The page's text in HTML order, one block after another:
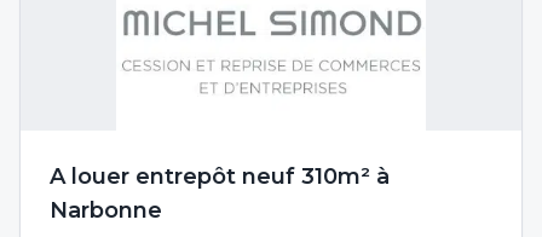
A louer entrepôt neuf 310m² à
Narbonne